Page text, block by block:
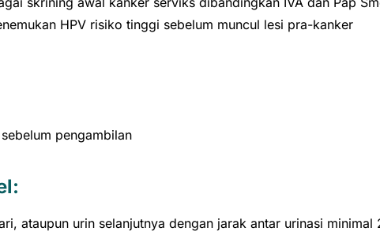
HPV risiko tinggi sebelum muncul lesi pra-kanker
pengambilan
ataupun urin selanjutnya dengan jarak antar urinasi minimal